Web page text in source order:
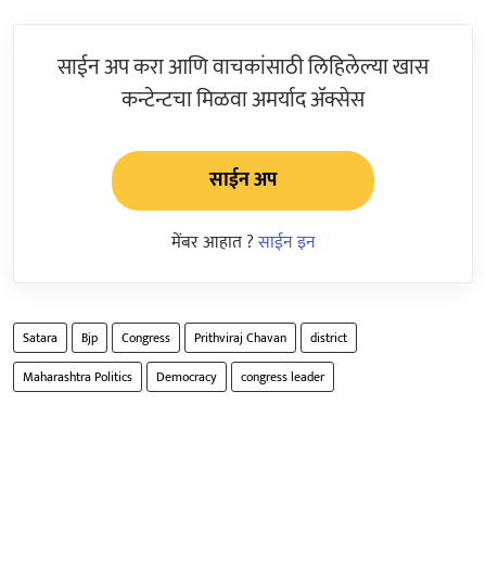
साईन अप करा आणि वाचकांसाठी लिहिलेल्या खास
कन्टेन्टचा मिळवा अमर्याद ॲक्सेस
साईन अप
मेंबर आहात ?साईन इन
Satara Bjp Congress Prithviraj Chavan
district
Maharashtra Politics
Democracy congress leader